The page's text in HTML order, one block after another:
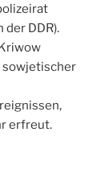
der DDR).
sowjetischer
erfreut.